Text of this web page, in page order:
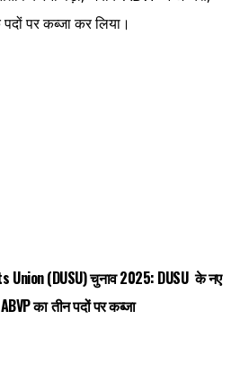
पर कब्जा कर लिया।
Union (DUSU) चुनाव 2025: DUSU के नए
का तीन पदों पर कब्जा